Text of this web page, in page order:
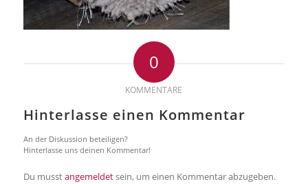
0
KOMMENTARE
Hinterlasse einen Kommentar
An der Diskussion beteiligen?
Hinterlasse uns deinen Kommentar!
Du musstangemeldetsein, um einen Kommentar abzugeben.